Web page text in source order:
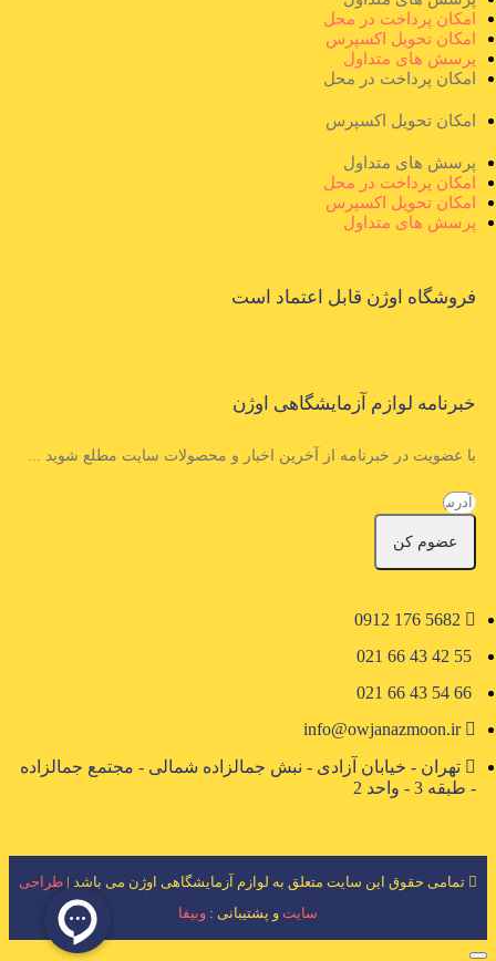
امکان پرداخت در محل
امکان تحویل اکسپرس
پرسش های متداول
امکان پرداخت در محل
امکان تحویل اکسپرس
پرسش های متداول
امکان پرداخت در محل
امکان تحویل اکسپرس
پرسش های متداول
فروشگاه اوژن قابل اعتماد است
خبرنامه لوازم آزمایشگاهی اوژن
با عضویت در خبرنامه از آخرین اخبار و محصولات سایت مطلع شوید ...
عضوم کن
5682 176 0912
55 42 43 66 021
66 54 43 66 021
info@owjanazmoon.ir
تهران - خیابان آزادی - نبش جمالزاده شمالی - مجتمع جمالزاده
- طبقه 3 - واحد 2
تمامی حقوق این سایت متعلق به لوازم آزمایشگاهی اوژن می باشد | طراحی
سایت و پشتیبانی : وبیفا